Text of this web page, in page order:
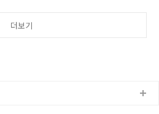
있는가? 결론부터 말씀드
더보기